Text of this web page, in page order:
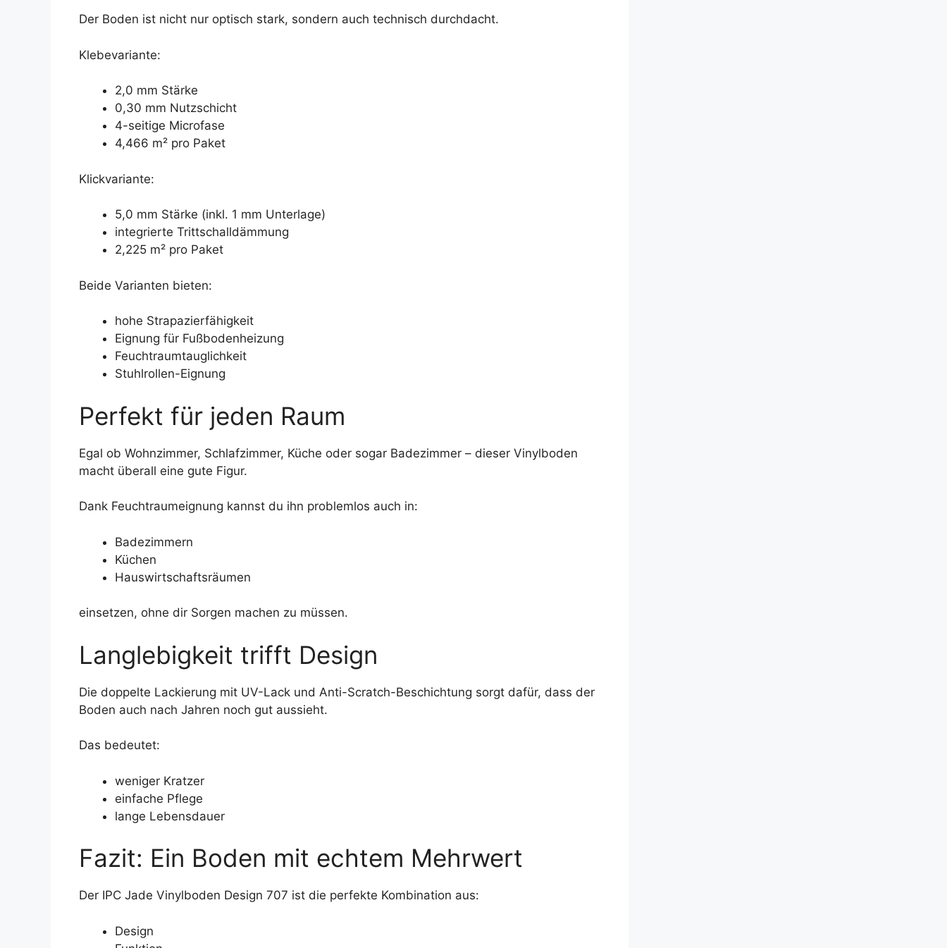
Der Boden ist nicht nur optisch stark, sondern auch technisch durchdacht.
Klebevariante:
2,0 mm Stärke
0,30 mm Nutzschicht
4-seitige Microfase
4,466 m² pro Paket
Klickvariante:
5,0 mm Stärke (inkl. 1 mm Unterlage)
integrierte Trittschalldämmung
2,225 m² pro Paket
Beide Varianten bieten:
hohe Strapazierfähigkeit
Eignung für Fußbodenheizung
Feuchtraumtauglichkeit
Stuhlrollen-Eignung
Perfekt für jeden Raum
Egal ob Wohnzimmer, Schlafzimmer, Küche oder sogar Badezimmer – dieser Vinylboden
macht überall eine gute Figur.
Dank Feuchtraumeignung kannst du ihn problemlos auch in:
Badezimmern
Küchen
Hauswirtschaftsräumen
einsetzen, ohne dir Sorgen machen zu müssen.
Langlebigkeit trifft Design
Die doppelte Lackierung mit UV-Lack und Anti-Scratch-Beschichtung sorgt dafür, dass der
Boden auch nach Jahren noch gut aussieht.
Das bedeutet:
weniger Kratzer
einfache Pflege
lange Lebensdauer
Fazit: Ein Boden mit echtem Mehrwert
Der IPC Jade Vinylboden Design 707 ist die perfekte Kombination aus:
Design